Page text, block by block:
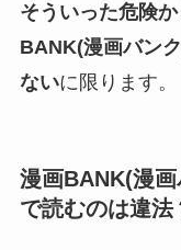
そういった危険
BANK(漫画バン
ないに限ります。
漫画BANK(漫
で読むのは違法